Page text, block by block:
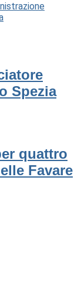
Spezia
quattro
Favare